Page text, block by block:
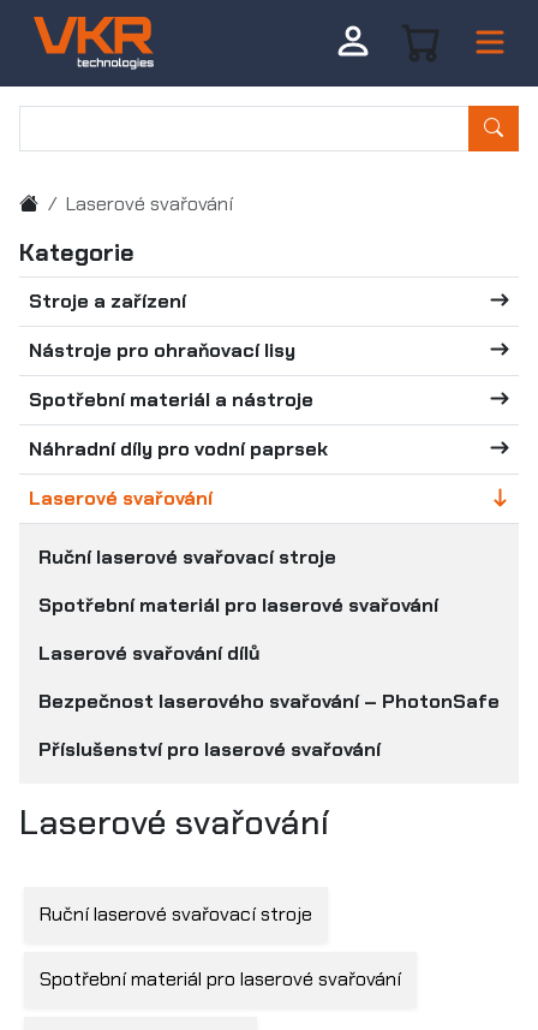
Laserové svařování
Kategorie
Stroje a zařízení
Nástroje pro ohraňovací lisy
Spotřební materiál a nástroje
Náhradní díly pro vodní paprsek
Laserové svařování
Ruční laserové svařovací stroje
Spotřební materiál pro laserové svařování
Laserové svařování dílů
Bezpečnost laserového svařování – PhotonSafe
Příslušenství pro laserové svařování
Laserové svařování
Ruční laserové svařovací stroje
Spotřební materiál pro laserové svařování